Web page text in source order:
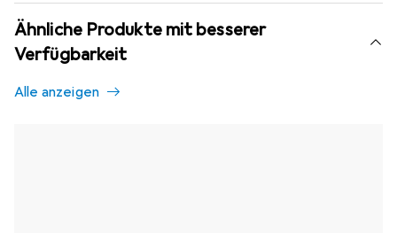
Ähnliche Produkte mit besserer
Verfügbarkeit
Alle anzeigen